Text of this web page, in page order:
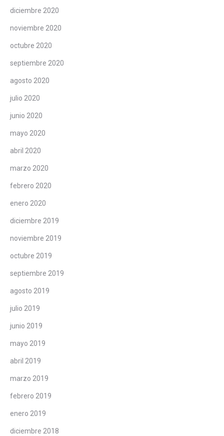
diciembre 2020
noviembre 2020
octubre 2020
septiembre 2020
agosto 2020
julio 2020
junio 2020
mayo 2020
abril 2020
marzo 2020
febrero 2020
enero 2020
diciembre 2019
noviembre 2019
octubre 2019
septiembre 2019
agosto 2019
julio 2019
junio 2019
mayo 2019
abril 2019
marzo 2019
febrero 2019
enero 2019
diciembre 2018